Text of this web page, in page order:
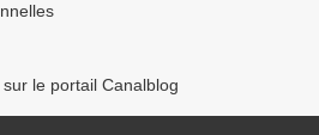
le portail Canalblog